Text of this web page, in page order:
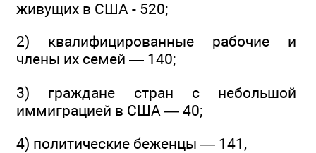
живущих в США - 520;
2) квалифицированные рабочие и
члены их семей — 140;
3) граждане стран с небольшой
иммиграцией в США — 40;
4) политические беженцы — 141,